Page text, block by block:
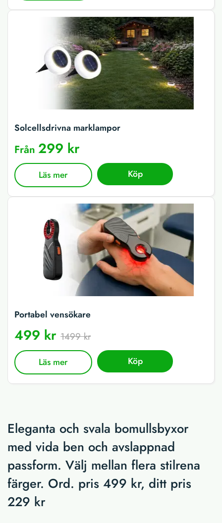
Solcellsdrivna marklampor
Från 299 kr
Läs mer Köp
Portabel vensökare
499 kr 1499 kr
Läs mer Köp
Eleganta och svala bomullsbyxor
med vida ben och avslappnad
passform. Välj mellan flera stilrena
färger. Ord. pris 499 kr, ditt pris
229 kr